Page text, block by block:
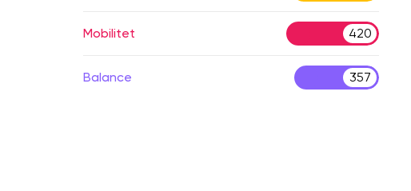
Mobilitet 420
Balance 357